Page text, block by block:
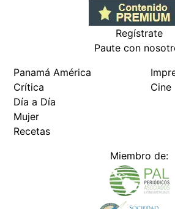
Regístrate
Paute con
Panamá América
Crítica
Día a Día
Mujer
Recetas
Cine
Miembro de: